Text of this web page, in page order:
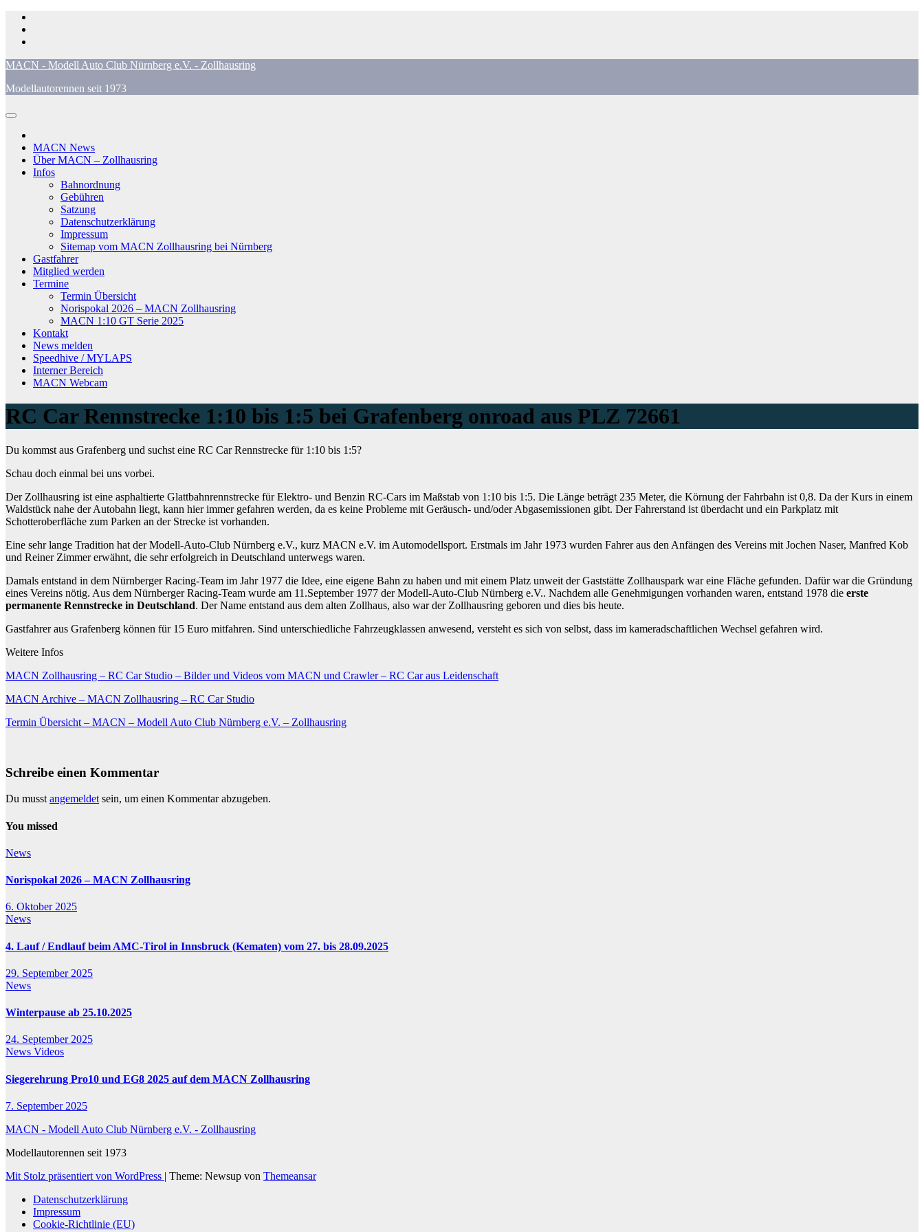
Zum
Inhalt
springen
MACN - Modell Auto Club Nürnberg e.V. - Zollhausring
Modellautorennen seit 1973
MACN News
Über MACN – Zollhausring
Infos
Bahnordnung
Gebühren
Satzung
Datenschutzerklärung
Impressum
Sitemap vom MACN Zollhausring bei Nürnberg
Gastfahrer
Mitglied werden
Termine
Termin Übersicht
Norispokal 2026 – MACN Zollhausring
MACN 1:10 GT Serie 2025
Kontakt
News melden
Speedhive / MYLAPS
Interner Bereich
MACN Webcam
RC Car Rennstrecke 1:10 bis 1:5 bei Grafenberg onroad aus PLZ 72661
Du kommst aus Grafenberg und suchst eine RC Car Rennstrecke für 1:10 bis 1:5?
Schau doch einmal bei uns vorbei.
Der Zollhausring ist eine asphaltierte Glattbahnrennstrecke für Elektro- und Benzin RC-Cars im Maßstab von 1:10 bis 1:5. Die Länge beträgt 235 Meter, die Körnung der Fahrbahn ist 0,8. Da der Kurs in einem
Waldstück nahe der Autobahn liegt, kann hier immer gefahren werden, da es keine Probleme mit Geräusch- und/oder Abgasemissionen gibt. Der Fahrerstand ist überdacht und ein Parkplatz mit
Schotteroberfläche zum Parken an der Strecke ist vorhanden.
Eine sehr lange Tradition hat der Modell-Auto-Club Nürnberg e.V., kurz MACN e.V. im Automodellsport. Erstmals im Jahr 1973 wurden Fahrer aus den Anfängen des Vereins mit Jochen Naser, Manfred Kob
und Reiner Zimmer erwähnt, die sehr erfolgreich in Deutschland unterwegs waren.
Damals entstand in dem Nürnberger Racing-Team im Jahr 1977 die Idee, eine eigene Bahn zu haben und mit einem Platz unweit der Gaststätte Zollhauspark war eine Fläche gefunden. Dafür war die Gründung
eines Vereins nötig. Aus dem Nürnberger Racing-Team wurde am 11.September 1977 der Modell-Auto-Club Nürnberg e.V.. Nachdem alle Genehmigungen vorhanden waren, entstand 1978 die erste
permanente Rennstrecke in Deutschland. Der Name entstand aus dem alten Zollhaus, also war der Zollhausring geboren und dies bis heute.
Gastfahrer aus Grafenberg können für 15 Euro mitfahren. Sind unterschiedliche Fahrzeugklassen anwesend, versteht es sich von selbst, dass im kameradschaftlichen Wechsel gefahren wird.
Weitere Infos
MACN Zollhausring – RC Car Studio – Bilder und Videos vom MACN und Crawler – RC Car aus Leidenschaft
MACN Archive – MACN Zollhausring – RC Car Studio
Termin Übersicht – MACN – Modell Auto Club Nürnberg e.V. – Zollhausring
Schreibe einen Kommentar
Du musst angemeldet sein, um einen Kommentar abzugeben.
You missed
News
Norispokal 2026 – MACN Zollhausring
6. Oktober 2025
News
4. Lauf / Endlauf beim AMC-Tirol in Innsbruck (Kematen) vom 27. bis 28.09.2025
29. September 2025
News
Winterpause ab 25.10.2025
24. September 2025
News Videos
Siegerehrung Pro10 und EG8 2025 auf dem MACN Zollhausring
7. September 2025
MACN - Modell Auto Club Nürnberg e.V. - Zollhausring
Modellautorennen seit 1973
Mit Stolz präsentiert von WordPress | Theme: Newsup von Themeansar
Datenschutzerklärung
Impressum
Cookie-Richtlinie (EU)